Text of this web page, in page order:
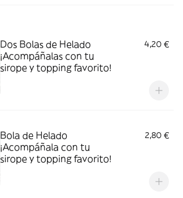
Dos Bolas de Helado
¡Acompáñalas con tu
sirope y topping favorito!
4,20 €
Bola de Helado
¡Acompáñala con tu
sirope y topping favorito!
2,80 €